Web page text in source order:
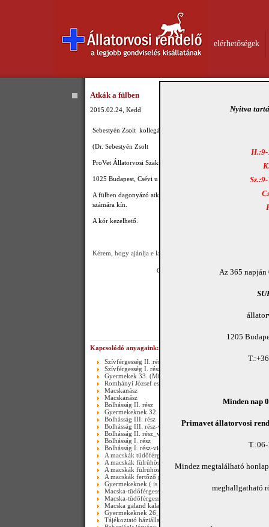
Nyitva
H.:9-
Az 365 napján
1205
Minden nap
Primavet állatorvosi
Mindez megtalálható
meghallgatható
elérhetőségek
Atkák a fülben
2015.02.24, Kedd
Sebestyén Zsolt kollegám adta közre ezt a remek felvételt.
(Dr. Sebestyén Zsolt
ProVet Állatorvosi Szakrendelő
1025 Budapest, Csévi u 1.)
A fülben dagonyázó atkák okozta " kényelmetlenség" a kutya
számára kín.
A kór kezelhető.
Kérem, hogy ajánlja e lapot Ismerőseinek!
Get the Flash Player to see this player.
Kapcsolódó anyagaink:
Szívférgesség II. rész
Szívférgesség I. rész
Gyermekek 33. (Mindenszentek 2015.)
Romhányi József esete egy bolhával
Macskanász
Macskanász
Bolhásság II. rész
Gyermekeknek 32. (Masszázs)
Bolhásság III. rész
Bolhásság III. rész-video
Bolhásság II. rész_video
Bolhásság I. rész
Bolhásság I. rész-video
A macskák tüdőférgessége II. rész(Happy end)-video
A macskák fülrühössége
A macskák fülrühössége-video
A macskák fertőző peritonitise
Gyermekeknek ( is )27._Dobozolás
Macska-tüdőférgesség
Macska-tüdőférgesség_video
Macska galand kaland_video
Gyermekeknek 26_Hidegzuhany
Tájékoztató háziállataink bőrférgességéről és